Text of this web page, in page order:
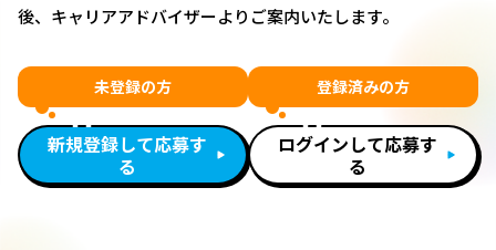
後、キャリアアドバイザーよりご案内いたします。
未登録の方
新規登録して応募す
る
登録済みの方
ログインして応募す
る